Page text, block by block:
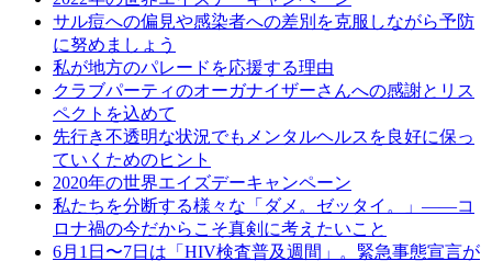
サル痘への偏見や感染者への差別を克服しながら予防
に努めましょう
私が地方のパレードを応援する理由
クラブパーティのオーガナイザーさんへの感謝とリス
ペクトを込めて
先行き不透明な状況でもメンタルヘルスを良好に保っ
ていくためのヒント
2020年の世界エイズデーキャンペーン
私たちを分断する様々な「ダメ。ゼッタイ。」——コ
ロナ禍の今だからこそ真剣に考えたいこと
6月1日〜7日は「HIV検査普及週間」。緊急事態宣言が